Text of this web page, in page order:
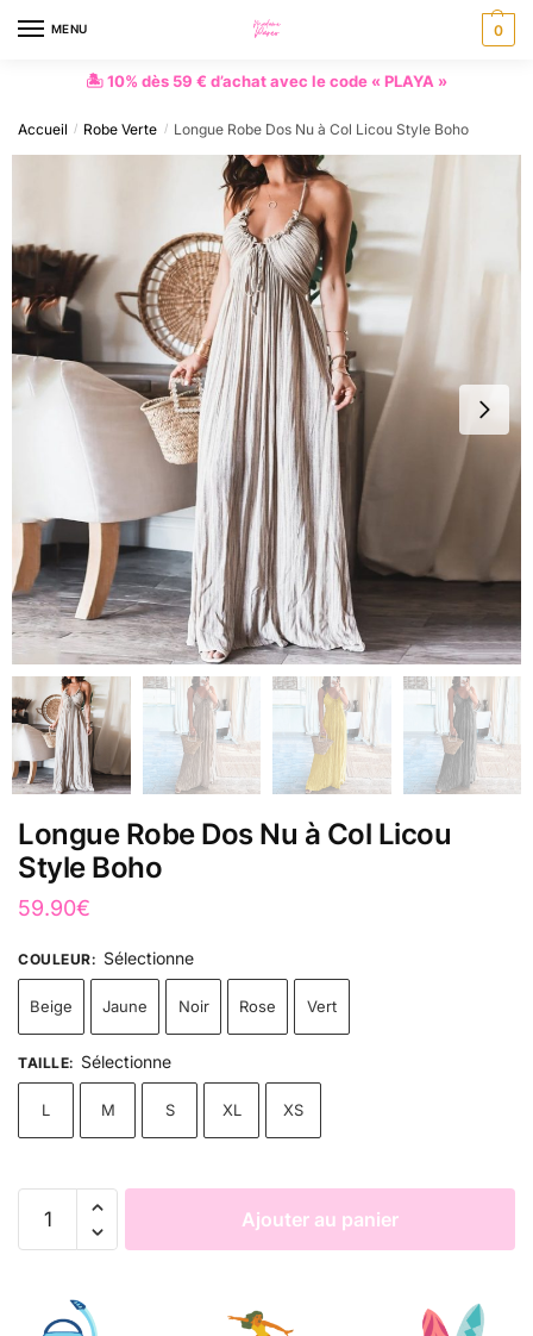
MENU 0
🏝 10% dès 59 € d’achat avec le code « PLAYA »
Accueil / Robe Verte / Longue Robe Dos Nu à Col Licou Style Boho
Longue Robe Dos Nu à Col Licou
Style Boho
59.90€
COULEUR: Sélectionne
Beige Jaune Noir Rose Vert
TAILLE: Sélectionne
L M S XL XS
Ajouter au panier